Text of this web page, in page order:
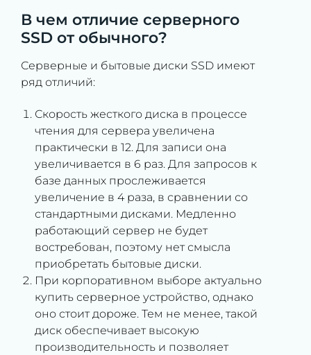
В чем отличие серверного
SSD от обычного?
Серверные и бытовые диски SSD имеют
ряд отличий:
Скорость жесткого диска в процессе
чтения для сервера увеличена
практически в 12. Для записи она
увеличивается в 6 раз. Для запросов к
базе данных прослеживается
увеличение в 4 раза, в сравнении со
стандартными дисками. Медленно
работающий сервер не будет
востребован, поэтому нет смысла
приобретать бытовые диски.
При корпоративном выборе актуально
купить серверное устройство, однако
оно стоит дороже. Тем не менее, такой
диск обеспечивает высокую
производительность и позволяет